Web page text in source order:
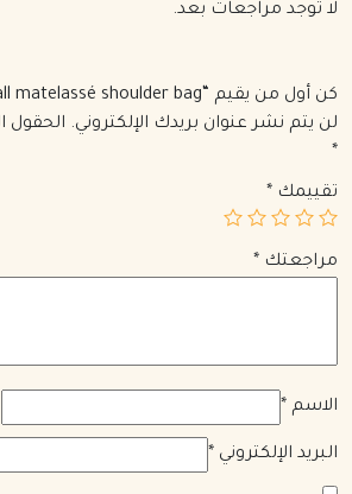
لا توجد مراجعات بعد.
كن أول من يقيم “GG Marmont small matelassé shoulder bag”
لن يتم نشر عنوان بريدك الإلكتروني. الحقول
*
تقييمك *
مراجعتك *
الاسم *
البريد الإلكتروني *